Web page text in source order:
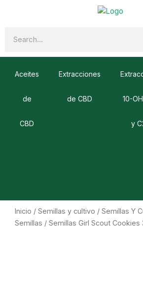
Aceites
de
CBD
Extracciones
de CBD 10-
y
Inicio / Semillas y cultivo / Semillas Y
Semillas / Semillas Girl Scout Cookies